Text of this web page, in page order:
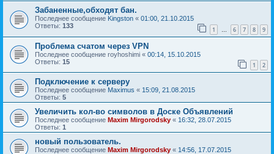
Забаненные,обходят бан.
Последнее сообщение Kingston « 01:00, 21.10.2015
Ответы: 133 1 … 6 7 8 9
Проблема счатом через VPN
Последнее сообщение royhoshimi « 00:14, 15.10.2015
Ответы: 15 1 2
Подключение к серверу
Последнее сообщение Maximus « 15:09, 21.08.2015
Ответы: 5
Увеличить кол-во символов в Доске Объявлений
Последнее сообщение Maxim Mirgorodsky « 16:32, 28.07.2015
Ответы: 1
новый пользователь.
Последнее сообщение Maxim Mirgorodsky « 14:56, 17.07.2015